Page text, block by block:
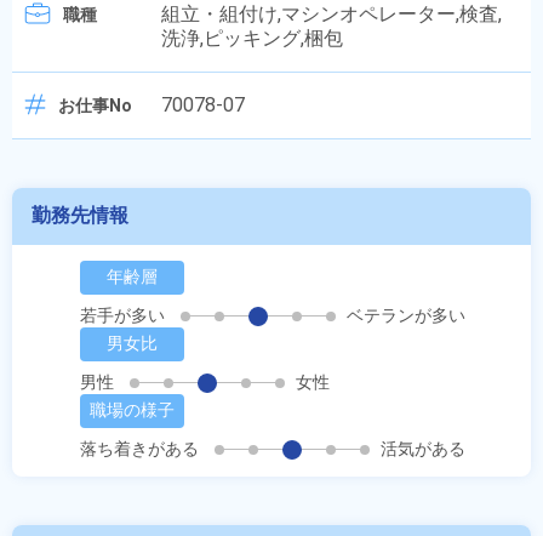
職種
組立・組付け,マシンオペレーター,検査,
洗浄,ピッキング,梱包
お仕事No 70078-07
勤務先情報
年齢層
若手が多い
ベテランが多い
男女比
男性
女性
職場の様子
落ち着きがある
活気がある